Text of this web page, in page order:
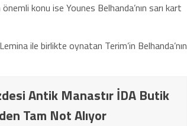
konu ise Younes Belhanda’nın sarı kart
ile birlikte oynatan Terim’in Belhanda’nın
Antik Manastır İDA Butik
Tam Not Alıyor